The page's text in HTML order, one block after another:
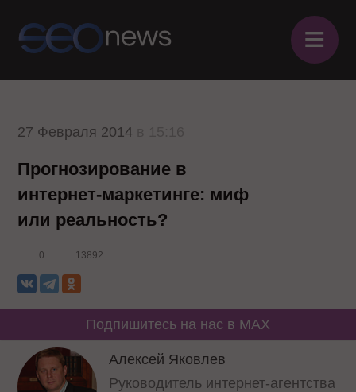
≡
27 Февраля 2014
Прогнозирование в
интернет-маркетинге: миф
или реальность?
0 13892
Подпишитесь на нас в MAX
Алексей Яковлев
Руководитель интернет-агентства